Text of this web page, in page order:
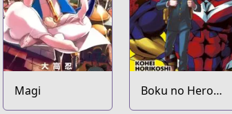
Magi
Boku no Hero
Academia